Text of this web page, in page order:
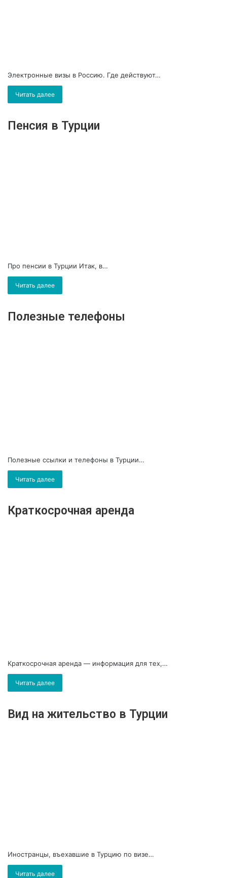
Электронные визы в Россию. Где действуют…
Читать далее
Пенсия в Турции
Про пенсии в Турции Итак, в…
Читать далее
Полезные телефоны
Полезные ссылки и телефоны в Турции…
Читать далее
Краткосрочная аренда
Краткосрочная аренда — информация для тех,…
Читать далее
Вид на жительство в Турции
Иностранцы, въехавшие в Турцию по визе…
Читать далее